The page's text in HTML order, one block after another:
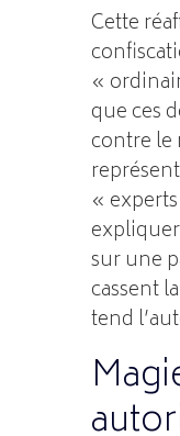
Cette
«
que ces
contre
«
sur une
cassent
tend